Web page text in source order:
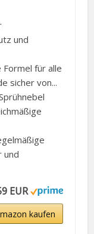
und
Formel für alle
sicher von...
und
EUR
kaufen